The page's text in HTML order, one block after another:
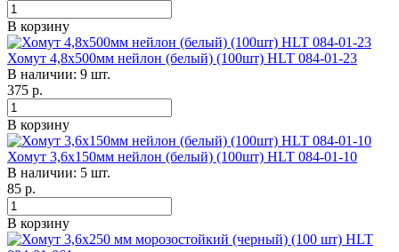
В корзину
Хомут 4,8х500мм нейлон (белый) (100шт) HLT 084-01-23
В наличии: 9 шт.
375 р.
В корзину
Хомут 3,6х150мм нейлон (белый) (100шт) HLT 084-01-10
В наличии: 5 шт.
85 р.
В корзину